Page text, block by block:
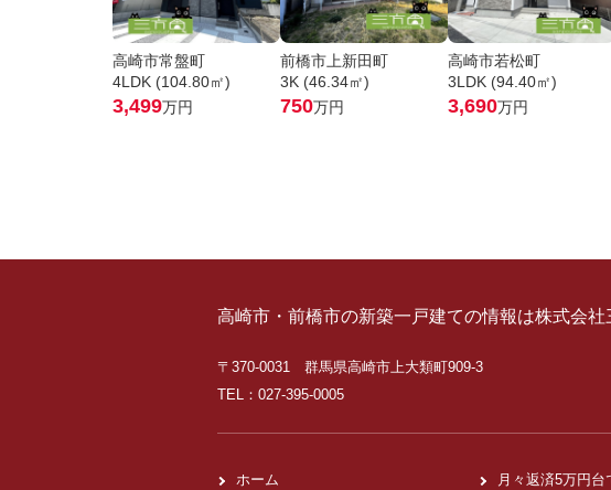
高崎市常盤町
4LDK (104.80㎡)
3,499万円
前橋市上新田町
3K (46.34㎡)
750万円
高崎市若松町
3LDK (94.40㎡)
3,690万円
高崎市・前橋市の新築一戸建ての情報は株式会社
〒370-0031 群馬県高崎市上大類町909-3
TEL：027-395-0005
ホーム 月々返済5万円